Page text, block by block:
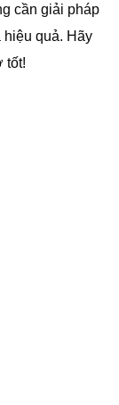
cần giải pháp
quả. Hãy
tốt!